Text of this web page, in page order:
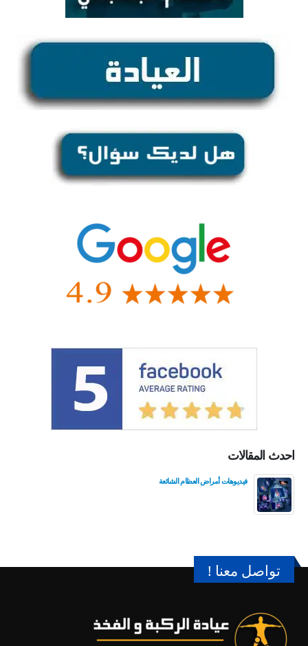
احدث المقالات
فيديوهات أمراض العظام الشائعة
تواصل معنا !